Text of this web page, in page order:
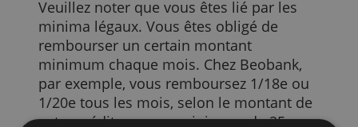
Si vous disposez d'une réserve d'argent
ou d'un crédit flexible lié à votre carte,
vous décidez, selon les modalités
prévues, du montant que vous
remboursez chaque mois. Par exemple,
une fois vous remboursez la moitié et le